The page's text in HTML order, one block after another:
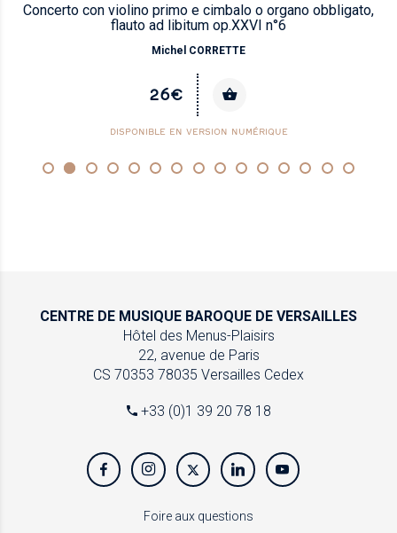
Concerto con violino primo e cimbalo o organo obbligato,
flauto ad libitum op.XXVI n°6
Michel CORRETTE
26€
DISPONIBLE EN VERSION NUMÉRIQUE
CENTRE DE MUSIQUE BAROQUE DE VERSAILLES
Hôtel des Menus-Plaisirs
22, avenue de Paris
CS 70353 78035 Versailles Cedex
+33 (0)1 39 20 78 18
Foire aux questions